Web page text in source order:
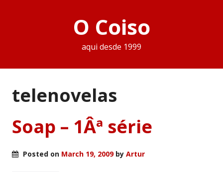
O Coiso
aqui desde 1999
telenovelas
Soap – 1Âª série
Posted on March 19, 2009by Artur